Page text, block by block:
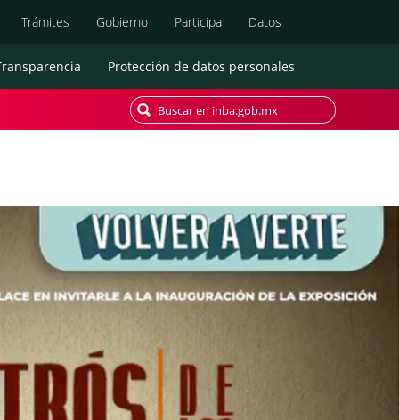
Trámites Gobierno Participa Datos
Protección de datos personales